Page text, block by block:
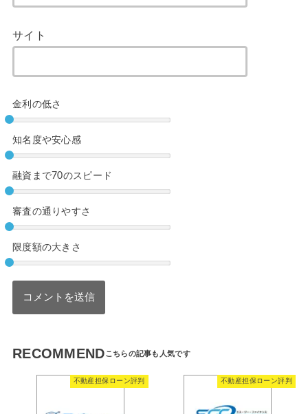
サイト
金利の低さ
知名度や安心感
融資まで70のスピード
審査の通りやすさ
限度額の大きさ
RECOMMEND
不動産担保ローン評判 不動産担保ローン評判